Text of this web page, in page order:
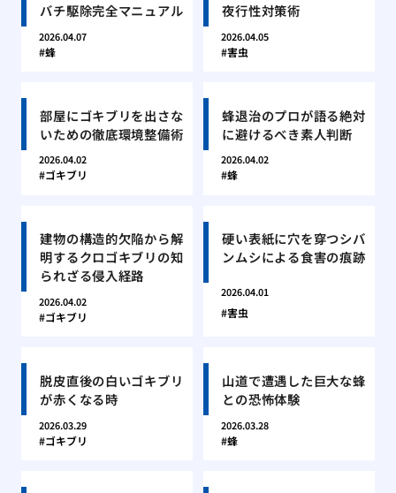
バチ駆除完全マニュアル
2026.04.07
蜂
夜行性対策術
2026.04.05
害虫
部屋にゴキブリを出さな
いための徹底環境整備術
2026.04.02
ゴキブリ
蜂退治のプロが語る絶対
に避けるべき素人判断
2026.04.02
蜂
建物の構造的欠陥から解
明するクロゴキブリの知
られざる侵入経路
2026.04.02
ゴキブリ
硬い表紙に穴を穿つシバ
ンムシによる食害の痕跡
2026.04.01
害虫
脱皮直後の白いゴキブリ
が赤くなる時
2026.03.29
ゴキブリ
山道で遭遇した巨大な蜂
との恐怖体験
2026.03.28
蜂